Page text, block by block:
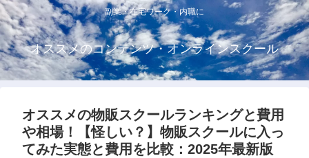
副業・在宅ワーク・内職に
オススメのコンテンツ・オンラインスクール
オススメの物販スクールランキングと費用
や相場！【怪しい？】物販スクールに入っ
てみた実態と費用を比較：2025年最新版